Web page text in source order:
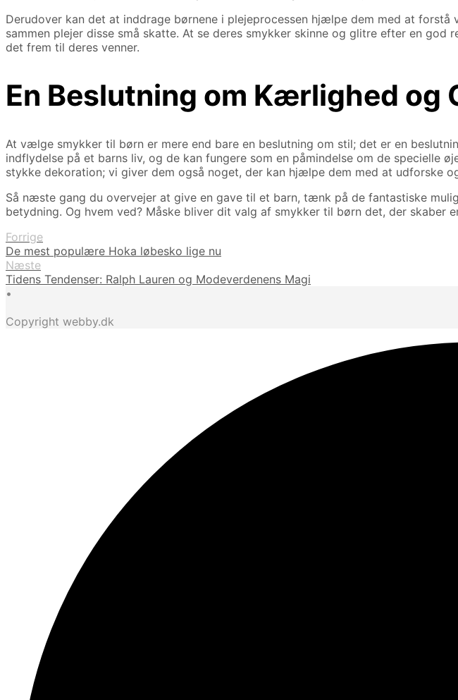
Derudover kan det at inddrage børnene i plejeprocessen hjælpe dem med at
sammen plejer disse små skatte. At se deres smykker skinne og glitre efter en
det frem til deres venner.
En Beslutning om Kærlighed og
At vælge smykker til børn er mere end bare en beslutning om stil; det er en
indflydelse på et barns liv, og de kan fungere som en påmindelse om de specielle
stykke dekoration; vi giver dem også noget, der kan hjælpe dem med at udforske
Så næste gang du overvejer at give en gave til et barn, tænk på de fantastiske
betydning. Og hvem ved? Måske bliver dit valg af smykker til børn det, der skaber
Forrige
De mest populære Hoka løbesko lige nu
Næste
Tidens Tendenser: Ralph Lauren og Modeverdenens Magi
•
Copyright webby.dk